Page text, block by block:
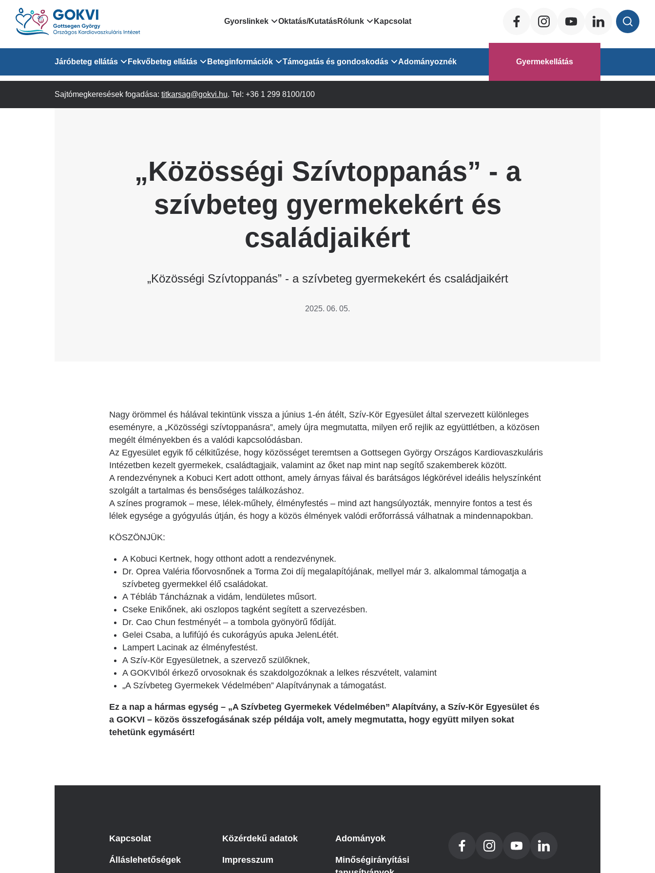
Ugrás
tartalomra
Domain
menu
for
GOKVI
Gyorslinkek
Országos Online Várólista
EESZT - Egészségablak
Egységes alapellátási ügyeleti
rendszer
Háziorvosi körzetek Pest
vármegyére vonatkozóan
Patika ügyeleti link Pest
vármegyére vonatkozóan
Oktatás/KutatásRólunk
Rendezvényeink
Közérdekű adatok
Kapcsolat
Social
Domain
menu
Járóbeteg ellátás
Járóbeteg Információk
Fekvőbeteg ellátás
Felnőtt Kardiológiai Osztály
Felnőtt Szív- és Érsebészet
Sürgősségi Betegellátó Osztály
Radiológiai Osztály
Beteginformációk
Orvosaink
lekérése
kikérő lap
Betegtájékoztatók
Látogatóknak
A szív atlasza
Támogatás és gondoskodás
Pszichológusok
felnőtt betegeinknek
Szociális munkás
Rehabilitáció Füreden
Adományoznék Gyermekellátás
Sajtómegkeresések fogadása: titkarsag@gokvi.hu. Tel: +36 1 299 8100/100
„Közösségi Szívtoppanás” - a
szívbeteg gyermekekért és
családjaikért
„Közösségi Szívtoppanás” - a szívbeteg gyermekekért és családjaikért
2025. 06. 05.
Nagy örömmel és hálával tekintünk vissza a június 1-én átélt, Szív-Kör Egyesület által szervezett különleges
eseményre, a „Közösségi szívtoppanásra”, amely újra megmutatta, milyen erő rejlik az együttlétben, a közösen
megélt élményekben és a valódi kapcsolódásban.
Az Egyesület egyik fő célkitűzése, hogy közösséget teremtsen a Gottsegen György Országos Kardiovaszkuláris
Intézetben kezelt gyermekek, családtagjaik, valamint az őket nap mint nap segítő szakemberek között.
A rendezvénynek a Kobuci Kert adott otthont, amely árnyas fáival és barátságos légkörével ideális helyszínként
szolgált a tartalmas és bensőséges találkozáshoz.
A színes programok – mese, lélek-műhely, élményfestés – mind azt hangsúlyozták, mennyire fontos a test és
lélek egysége a gyógyulás útján, és hogy a közös élmények valódi erőforrássá válhatnak a mindennapokban.
KÖSZÖNJÜK:
A Kobuci Kertnek, hogy otthont adott a rendezvénynek.
Dr. Oprea Valéria főorvosnőnek a Torma Zoi díj megalapítójának, mellyel már 3. alkalommal támogatja a
szívbeteg gyermekkel élő családokat.
A Tébláb Táncháznak a vidám, lendületes műsort.
Cseke Enikőnek, aki oszlopos tagként segített a szervezésben.
Dr. Cao Chun festményét – a tombola gyönyörű fődíját.
Gelei Csaba, a lufifújó és cukorágyús apuka JelenLétét.
Lampert Lacinak az élményfestést.
A Szív-Kör Egyesületnek, a szervező szülőknek,
A GOKVIból érkező orvosoknak és szakdolgozóknak a lelkes részvételt, valamint
„A Szívbeteg Gyermekek Védelmében” Alapítványnak a támogatást.
Ez a nap a hármas egység – „A Szívbeteg Gyermekek Védelmében” Alapítvány, a Szív-Kör Egyesület és
a GOKVI – közös összefogásának szép példája volt, amely megmutatta, hogy együtt milyen sokat
tehetünk egymásért!
Kapcsolat
Álláslehetőségek
Közérdekű adatok
Impresszum
Adományok
Minőségirányítási